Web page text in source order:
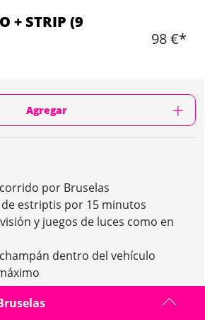
+ STRIP (9
98 €*
Agregar
por Bruselas
estriptis por 15 minutos
y juegos de luces como en
dentro del vehículo